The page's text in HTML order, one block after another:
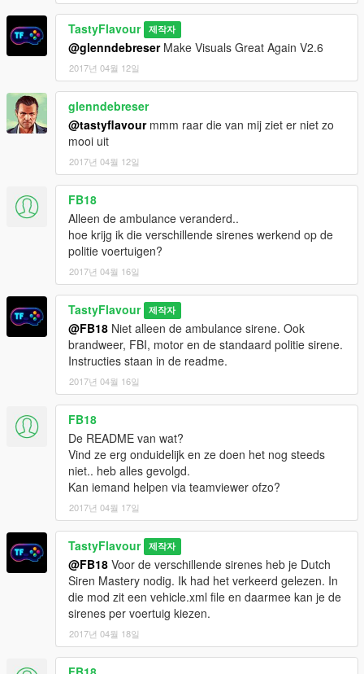
TastyFlavour 제작자
@glenndebreserMake Visuals Great Again V2.6
2017년 04월 12일
glenndebreser
@tastyflavourmmm raar die van mij ziet er niet zo
mooi uit
2017년 04월 12일
FB18
Alleen de ambulance veranderd..
hoe krijg ik die verschillende sirenes werkend op de
politie voertuigen?
2017년 04월 16일
TastyFlavour 제작자
@FB18 Niet alleen de ambulance sirene. Ook
brandweer, FBI, motor en de standaard politie sirene.
Instructies staan in de readme.
2017년 04월 16일
FB18
De README van wat?
Vind ze erg onduidelijk en ze doen het nog steeds
niet.. heb alles gevolgd.
Kan iemand helpen via teamviewer ofzo?
2017년 04월 17일
TastyFlavour 제작자
@FB18 Voor de verschillende sirenes heb je Dutch
Siren Mastery nodig. Ik had het verkeerd gelezen. In
die mod zit een vehicle.xml file en daarmee kan je de
sirenes per voertuig kiezen.
2017년 04월 18일